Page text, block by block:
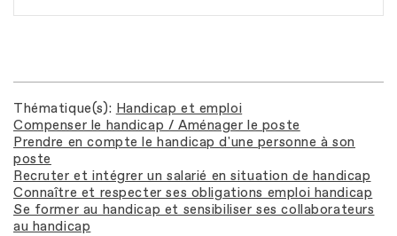
Thématique(s) Handicap et emploi
Compenser le handicap / Aménager le poste
Prendre en compte le handicap d'une personne à son
poste
Recruter et intégrer un salarié en situation de handicap
Connaître et respecter ses obligations emploi handicap
Se former au handicap et sensibiliser ses collaborateurs
au handicap